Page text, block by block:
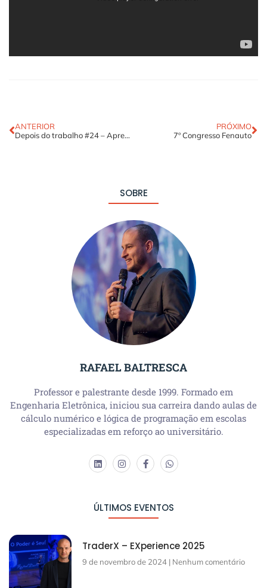
ANTERIOR
Depois do trabalho #24 – Aprender
PRÓXIMO
7º Congresso Fenauto
SOBRE
RAFAEL BALTRESCA
Professor e palestrante desde 1999. Formado em
Engenharia Eletrônica, iniciou sua carreira dando aulas de
cálculo numérico e lógica de programação em escolas
especializadas em reforço ao universitário.
ÚLTIMOS EVENTOS
TraderX – EXperience 2025
9 de novembro de 2024 Nenhum comentário